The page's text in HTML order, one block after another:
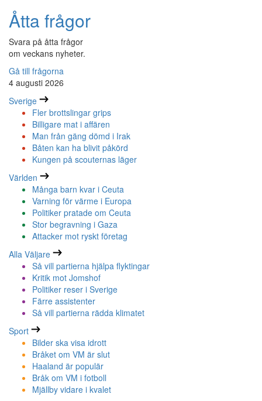
Åtta frågor
Svara på åtta frågor
om veckans nyheter.
Gå till frågorna
4 augusti 2026
Sverige
Fler brottslingar grips
Billigare mat i affären
Man från gäng dömd i Irak
Båten kan ha blivit påkörd
Kungen på scouternas läger
Världen
Många barn kvar i Ceuta
Varning för värme i Europa
Politiker pratade om Ceuta
Stor begravning i Gaza
Attacker mot ryskt företag
Alla Väljare
Så vill partierna hjälpa flyktingar
Kritik mot Jomshof
Politiker reser i Sverige
Färre assistenter
Så vill partierna rädda klimatet
Sport
Bilder ska visa idrott
Bråket om VM är slut
Haaland är populär
Bråk om VM i fotboll
Mjällby vidare i kvalet